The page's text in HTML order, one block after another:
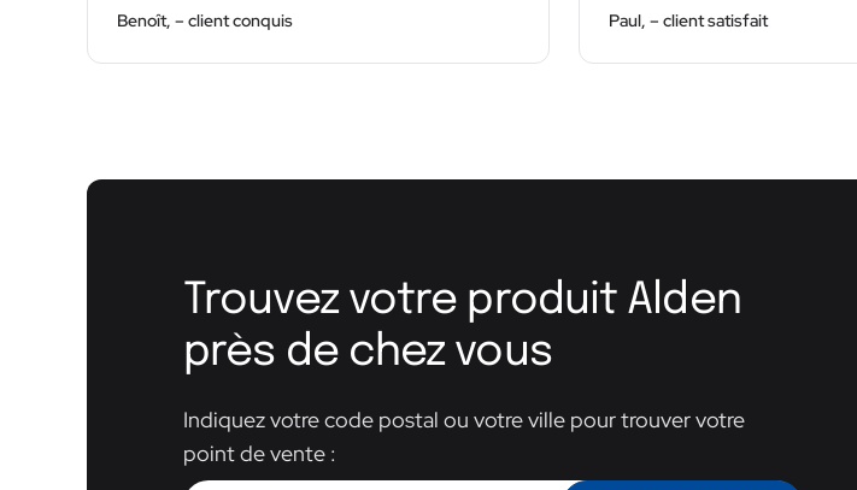
Benoît, – client conquis Paul, – client satisfait
Trouvez votre produit Alden
près de chez vous
Indiquez votre code postal ou votre ville pour trouver votre
point de vente :